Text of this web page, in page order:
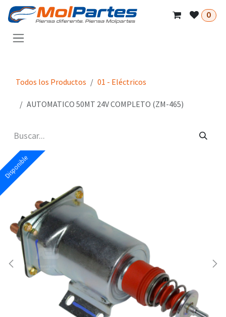
Ir al contenido
0
Todos los Productos 01 - Eléctricos
AUTOMATICO 50MT 24V COMPLETO (ZM-465)
Disponible
Disponible